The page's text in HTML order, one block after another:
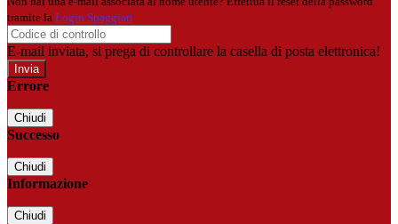
tramite la Login Spaggiari
E-mail inviata, si prega di controllare la casella di posta elettronica!
Errore
Chiudi
Successo
Chiudi
Informazione
Chiudi